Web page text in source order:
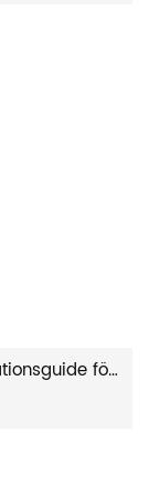
Tecken på en dålig spindel och reparationsguide för gräsklippare